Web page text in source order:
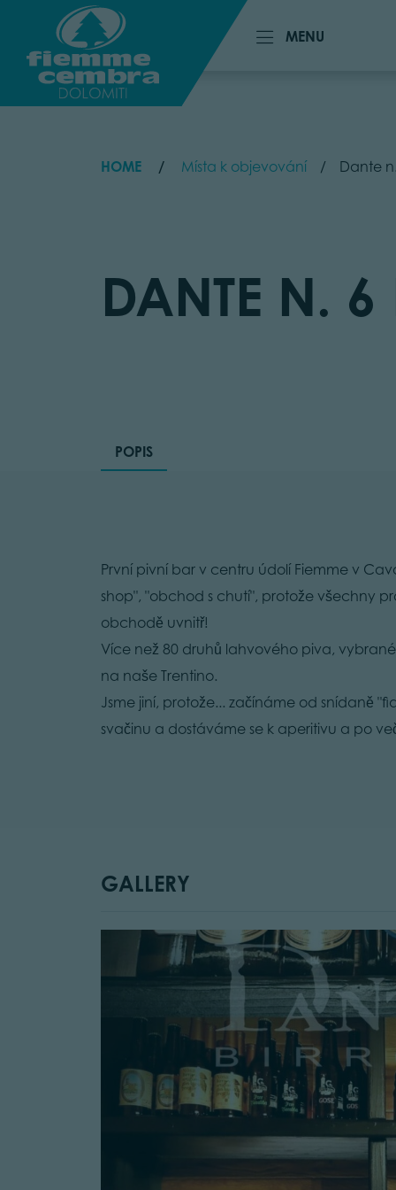
MENU
MENU
HOME Místa k objevování Dante
DANTE N.
POPIS
První pivní bar v centru údolí Fiemme v
shop", "obchod s chutí", protože všechny
obchodě uvnitř!
Více než 80 druhů lahvového piva,
na naše Trentino.
Jsme jiní, protože... začínáme od snídaně
svačinu a dostáváme se k aperitivu a po
GALLERY